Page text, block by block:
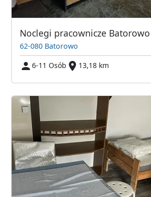
62-080 Batorowo
6-11 Osób
13,18 km